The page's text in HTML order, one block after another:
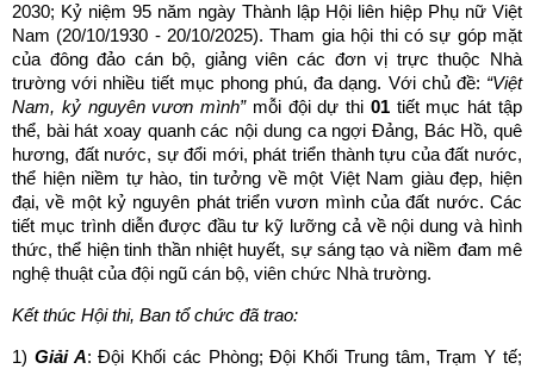
2030; Kỷ niệm 95 năm ngày Thành lập Hội liên hiệp Phụ nữ Việt
Nam (20/10/1930 - 20/10/2025). Tham gia hội thi có sự góp mặt
của đông đảo cán bộ, giảng viên các đơn vị trực thuộc Nhà
trường với nhiều tiết mục phong phú, đa dạng. Với chủ đề: “Việt
Nam, kỷ nguyên vươn mình”mỗi đội dự thi 01tiết mục hát tập
thể, bài hát xoay quanh các nội dung ca ngợi Đảng, Bác Hồ, quê
hương, đất nước, sự đổi mới, phát triển thành tựu của đất nước,
thể hiện niềm tự hào, tin tưởng về một Việt Nam giàu đẹp, hiện
đại, về một kỷ nguyên phát triển vươn mình của đất nước. Các
tiết mục trình diễn được đầu tư kỹ lưỡng cả về nội dung và hình
thức, thể hiện tinh thần nhiệt huyết, sự sáng tạo và niềm đam mê
nghệ thuật của đội ngũ cán bộ, viên chức Nhà trường.
Kết thúc Hội thi, Ban tổ chức đã trao:
1) Giải A: Đội Khối các Phòng; Đội Khối Trung tâm, Trạm Y tế;